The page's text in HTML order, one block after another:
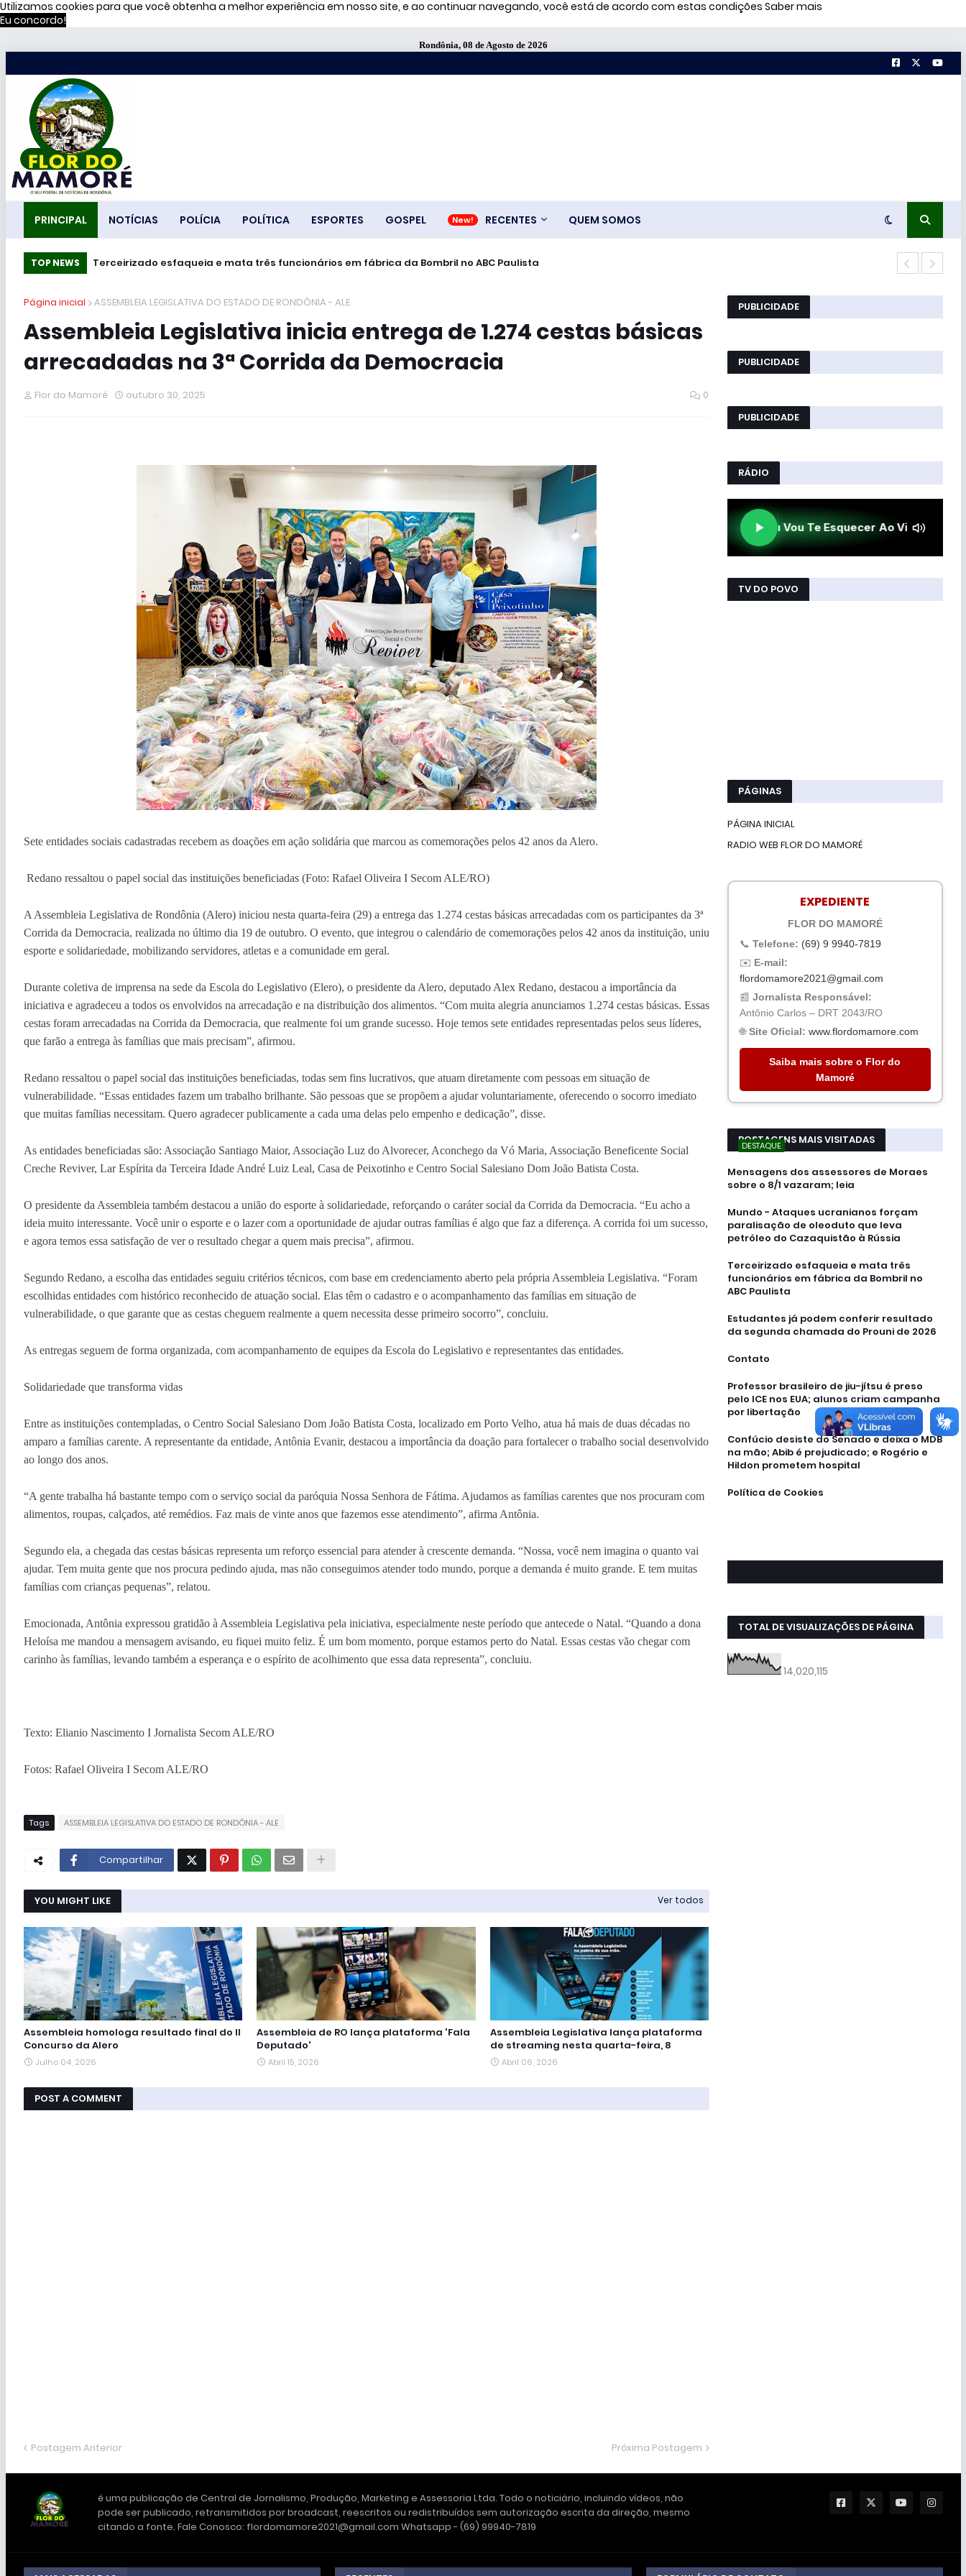
Utilizamos cookies para que você obtenha a melhor experiência em nosso site, e ao continuar navegando, você está de acordo com estas condições Saber mais
Eu concordo!
Rondônia, 08 de Agosto de 2026
PRINCIPAL NOTÍCIAS POLÍCIA POLÍTICA ESPORTES GOSPEL RECENTES QUEM SOMOS
TOP NEWS Terceirizado esfaqueia e mata três funcionários em fábrica da Bombril no ABC Paulista
Página inicial ASSEMBLEIA LEGISLATIVA DO ESTADO DE RONDÔNIA - ALE
Assembleia Legislativa inicia entrega de 1.274 cestas básicas
arrecadadas na 3ª Corrida da Democracia
Flor do Mamoré outubro 30, 2025 0
Sete entidades sociais cadastradas recebem as doações em ação solidária que marcou as comemorações pelos 42 anos da Alero.
Redano ressaltou o papel social das instituições beneficiadas (Foto: Rafael Oliveira I Secom ALE/RO)
A Assembleia Legislativa de Rondônia (Alero) iniciou nesta quarta-feira (29) a entrega das 1.274 cestas básicas arrecadadas com os participantes da 3ª
Corrida da Democracia, realizada no último dia 19 de outubro. O evento, que integrou o calendário de comemorações pelos 42 anos da instituição, uniu
esporte e solidariedade, mobilizando servidores, atletas e a comunidade em geral.
Durante coletiva de imprensa na sede da Escola do Legislativo (Elero), o presidente da Alero, deputado Alex Redano, destacou a importância da
iniciativa e agradeceu a todos os envolvidos na arrecadação e na distribuição dos alimentos. “Com muita alegria anunciamos 1.274 cestas básicas. Essas
cestas foram arrecadadas na Corrida da Democracia, que realmente foi um grande sucesso. Hoje temos sete entidades representadas pelos seus líderes,
que farão a entrega às famílias que mais precisam”, afirmou.
Redano ressaltou o papel social das instituições beneficiadas, todas sem fins lucrativos, que atuam diretamente com pessoas em situação de
vulnerabilidade. “Essas entidades fazem um trabalho brilhante. São pessoas que se propõem a ajudar voluntariamente, oferecendo o socorro imediato
que muitas famílias necessitam. Quero agradecer publicamente a cada uma delas pelo empenho e dedicação”, disse.
As entidades beneficiadas são: Associação Santiago Maior, Associação Luz do Alvorecer, Aconchego da Vó Maria, Associação Beneficente Social
Creche Reviver, Lar Espírita da Terceira Idade André Luiz Leal, Casa de Peixotinho e Centro Social Salesiano Dom João Batista Costa.
O presidente da Assembleia também destacou a união do esporte à solidariedade, reforçando o caráter social da Corrida da Democracia. “Eu acho a
ideia muito interessante. Você unir o esporte e o lazer com a oportunidade de ajudar outras famílias é algo que faz a diferença. A corrida foi um sucesso,
e agora temos essa satisfação de ver o resultado chegar a quem mais precisa”, afirmou.
Segundo Redano, a escolha das entidades seguiu critérios técnicos, com base em credenciamento aberto pela própria Assembleia Legislativa. “Foram
escolhidas entidades com histórico reconhecido de atuação social. Elas têm o cadastro e o acompanhamento das famílias em situação de
vulnerabilidade, o que garante que as cestas cheguem realmente a quem necessita desse primeiro socorro”, concluiu.
As entregas seguem de forma organizada, com acompanhamento de equipes da Escola do Legislativo e representantes das entidades.
Solidariedade que transforma vidas
Entre as instituições contempladas, o Centro Social Salesiano Dom João Batista Costa, localizado em Porto Velho, atua há mais de duas décadas no
amparo a famílias carente. A representante da entidade, Antônia Evanir, destacou a importância da doação para fortalecer o trabalho social desenvolvido
ao longo dos anos.
“A gente trabalha há bastante tempo com o serviço social da paróquia Nossa Senhora de Fátima. Ajudamos as famílias carentes que nos procuram com
alimentos, roupas, calçados, até remédios. Faz mais de vinte anos que fazemos esse atendimento”, afirma Antônia.
Segundo ela, a chegada das cestas básicas representa um reforço essencial para atender à crescente demanda. “Nossa, você nem imagina o quanto vai
ajudar. Tem muita gente que nos procura pedindo ajuda, mas não conseguimos atender todo mundo, porque a demanda é muito grande. E tem muitas
famílias com crianças pequenas”, relatou.
Emocionada, Antônia expressou gratidão à Assembleia Legislativa pela iniciativa, especialmente neste período que antecede o Natal. “Quando a dona
Heloísa me mandou a mensagem avisando, eu fiquei muito feliz. É um bom momento, porque estamos perto do Natal. Essas cestas vão chegar com
carinho às famílias, levando também a esperança e o espírito de acolhimento que essa data representa”, concluiu.
Texto: Elianio Nascimento I Jornalista Secom ALE/RO
Fotos: Rafael Oliveira I Secom ALE/RO
Tags ASSEMBLEIA LEGISLATIVA DO ESTADO DE RONDÔNIA - ALE
Compartilhar
YOU MIGHT LIKE Ver todos
Assembleia homologa resultado final do II
Concurso da Alero
Julho 04, 2026
Assembleia de RO lança plataforma 'Fala
Deputado'
Abril 15, 2026
Assembleia Legislativa lança plataforma
de streaming nesta quarta-feira, 8
Abril 06, 2026
POST A COMMENT
Postagem Anterior Próxima Postagem
PUBLICIDADE
PUBLICIDADE
PUBLICIDADE
RÁDIO
TV DO POVO
PÁGINAS
PÁGINA INICIAL
RADIO WEB FLOR DO MAMORÉ
EXPEDIENTE
FLOR DO MAMORÉ
📞 Telefone: (69) 9 9940-7819
✉️ E-mail:
flordomamore2021@gmail.com
📰 Jornalista Responsável:
Antônio Carlos – DRT 2043/RO
🌐Site Oficial: www.flordomamore.com
Saiba mais sobre o Flor do
Mamoré
POSTAGENS MAIS VISITADAS
DESTAQUE
Mensagens dos assessores de Moraes
sobre o 8/1 vazaram; leia
Mundo - Ataques ucranianos forçam
paralisação de oleoduto que leva
petróleo do Cazaquistão à Rússia
Terceirizado esfaqueia e mata três
funcionários em fábrica da Bombril no
ABC Paulista
Estudantes já podem conferir resultado
da segunda chamada do Prouni de 2026
Contato
Professor brasileiro de jiu-jítsu é preso
pelo ICE nos EUA; alunos criam campanha
por libertação
Confúcio desiste do Senado e deixa o MDB
na mão; Abib é prejudicado; e Rogério e
Hildon prometem hospital
Política de Cookies
TOTAL DE VISUALIZAÇÕES DE PÁGINA
14,020,115
é uma publicação de Central de Jornalismo, Produção, Marketing e Assessoria Ltda. Todo o noticiário, incluindo vídeos, não
pode ser publicado, retransmitidos por broadcast, reescritos ou redistribuídos sem autorização escrita da direção, mesmo
citando a fonte. Fale Conosco: flordomamore2021@gmail.com Whatsapp - (69) 99940-7819